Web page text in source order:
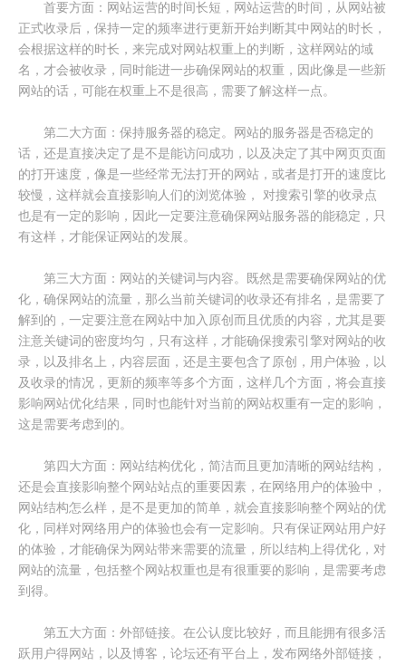
首要方面：网站运营的时间长短，网站运营的时间，从网站被
正式收录后，保持一定的频率进行更新开始判断其中网站的时长，
会根据这样的时长，来完成对网站权重上的判断，这样网站的域
名，才会被收录，同时能进一步确保网站的权重，因此像是一些新
网站的话，可能在权重上不是很高，需要了解这样一点。
第二大方面：保持服务器的稳定。网站的服务器是否稳定的
话，还是直接决定了是不是能访问成功，以及决定了其中网页页面
的打开速度，像是一些经常无法打开的网站，或者是打开的速度比
较慢，这样就会直接影响人们的浏览体验， 对搜索引擎的收录点
也是有一定的影响，因此一定要注意确保网站服务器的能稳定，只
有这样，才能保证网站的发展。
第三大方面：网站的关键词与内容。既然是需要确保网站的优
化，确保网站的流量，那么当前关键词的收录还有排名，是需要了
解到的，一定要注意在网站中加入原创而且优质的内容，尤其是要
注意关键词的密度均匀，只有这样，才能确保搜索引擎对网站的收
录，以及排名上，内容层面，还是主要包含了原创，用户体验，以
及收录的情况，更新的频率等多个方面，这样几个方面，将会直接
影响网站优化结果，同时也能针对当前的网站权重有一定的影响，
这是需要考虑到的。
第四大方面：网站结构优化，简洁而且更加清晰的网站结构，
还是会直接影响整个网站站点的重要因素，在网络用户的体验中，
网站结构怎么样，是不是更加的简单，就会直接影响整个网站的优
化，同样对网络用户的体验也会有一定影响。只有保证网站用户好
的体验，才能确保为网站带来需要的流量，所以结构上得优化，对
网站的流量，包括整个网站权重也是有很重要的影响，是需要考虑
到得。
第五大方面：外部链接。在公认度比较好，而且能拥有很多活
跃用户得网站，以及博客，论坛还有平台上，发布网络外部链接，